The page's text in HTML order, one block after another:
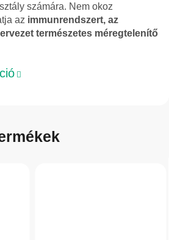
számára. Nem okoz
az immunrendszert, az
természetes méregtelenítő